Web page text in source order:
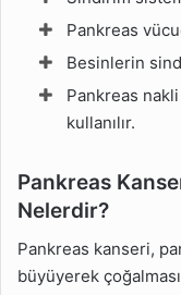
Pankreas
Besinlerin
Pankreas nakli
kullanılır.
Pankreas
Nelerdir?
Pankreas kanseri,
büyüyerek